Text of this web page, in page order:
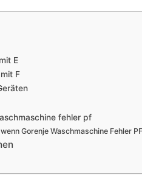
E
F
fehler pf
Gorenje Waschmaschine Fehler